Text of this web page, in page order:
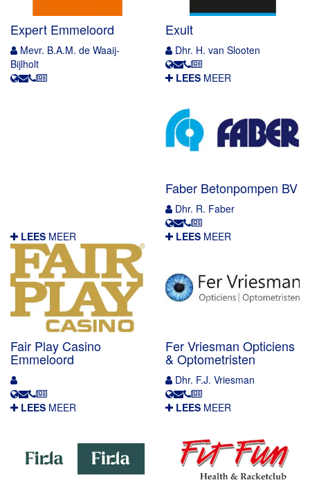
Expert Emmeloord
Mevr. B.A.M. de Waaij-
Bijlholt
Exult
Dhr. H. van Slooten
LEES MEER
Faber Betonpompen BV
Dhr. R. Faber
LEES MEER
Fair Play Casino
Emmeloord
LEES MEER
Fer Vriesman Opticiens
& Optometristen
Dhr. F.J. Vriesman
LEES MEER LEES MEER